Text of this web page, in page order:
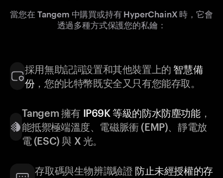
當您在 Tangem 中購買或持有 HyperChainX 時，它會
透過多種方式保護您的私鑰：
採用無助記詞設置和其他裝置上的 智慧備
份，您的比特幣既安全又只有您能存取。
Tangem 擁有 IP69K 等級的防水防塵功能，
能抵禦極端溫度、電磁脈衝 (EMP)、靜電放
電 (ESC) 與 X 光。
存取碼與生物辨識驗證 防止未經授權的存